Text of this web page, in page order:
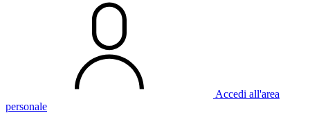
Accedi all'area
personale